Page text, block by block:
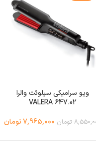
ویو سرامیکی سیلوئت والرا
VALERA 647.02
تومان 7,965,000 تومان